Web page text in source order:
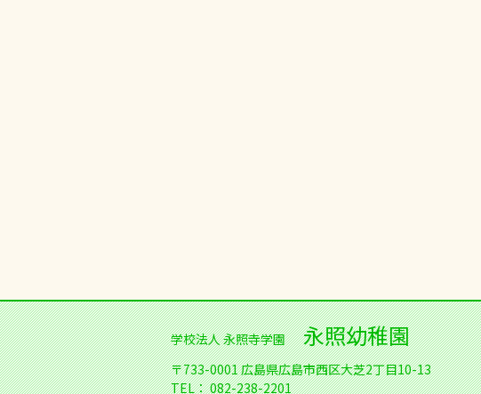
学校法人 永照寺学園 永照幼稚園
〒733-0001広島県広島市西区大芝2丁目10-13
TEL：082-238-2201